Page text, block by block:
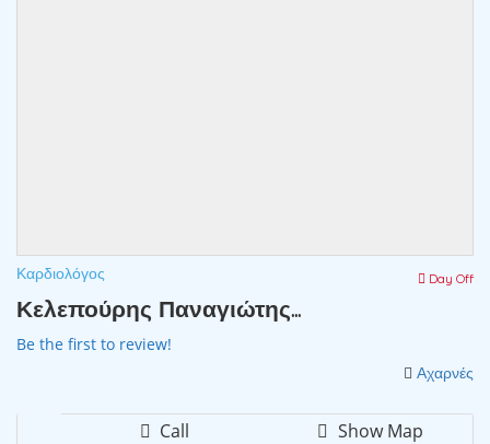
Καρδιολόγος Day Off
Κελεπούρης Παναγιώτης...
Be the first to review!
Αχαρνές
Call
Show Map